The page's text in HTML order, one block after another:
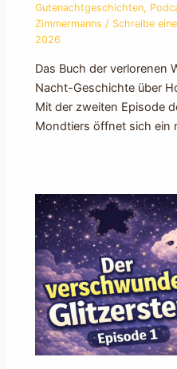
Gutenachtgeschichten,
Zimmermanns / Schreibe
2026
Das Buch der verlorenen
Nacht-Geschichte über
Mit der zweiten Episode
Mondtiers öffnet sich ein